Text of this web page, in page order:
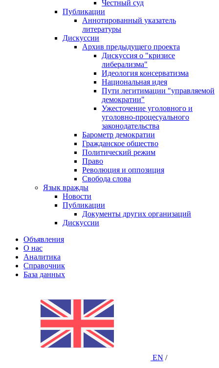
Честный суд
Публикации
Аннотированный указатель
литературы
Дискуссии
Архив предыдущего проекта
Дискуссия о "кризисе
либерализма"
Идеология консерватизма
Национальная идея
Пути легитимации "управляемой
демократии"
Ужесточение уголовного и
уголовно-процесуального
законодательства
Барометр демократии
Гражданское общество
Политический режим
Право
Революция и оппозиция
Свобода слова
Язык вражды
Новости
Публикации
Документы других организаций
Дискуссии
Объявления
О нас
Аналитика
Справочник
База данных
EN /